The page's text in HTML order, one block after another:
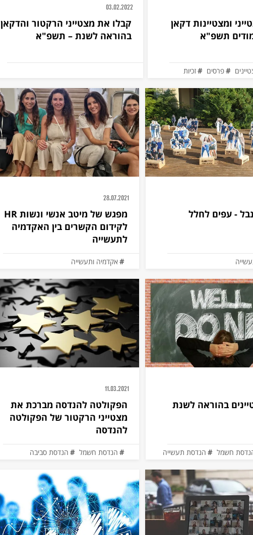
ומצטיינות דקאן
תשפ"א
פרסים זכיות
03.02.2022
קבלו את מצטייני הרקטור והדקאן
בהוראה לשנת – תשפ"א
- עפים לחלל
28.07.2021
מפגש של מיטב אנשי ונשות HR
לקידום הקשרים בין האקדמיה
לתעשייה
אקדמיה ותעשייה
בהוראה לשנת
חשמל
הנדסת תעשייה
של חומרים
להיי-טק
11.03.2021
הפקולטה להנדסה מברכת את
מצטייני הרקטור של הפקולטה
להנדסה
הנדסת חשמל
הנדסת סביבה
הנדסה ביו-רפואית
הנדסה ורוח
מדע והנדסה של חומרים
מדעים דיגיטליים להיי-טק